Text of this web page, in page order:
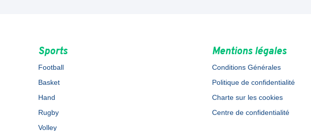
Sports
Football
Basket
Hand
Rugby
Volley
Mentions légales
Conditions Générales
Politique de confidentialité
Charte sur les cookies
Centre de confidentialité